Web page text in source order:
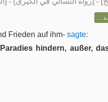
...
Frieden auf ihm- sagte:
hindern, außer,